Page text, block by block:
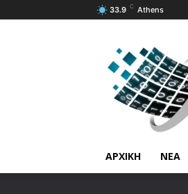
33.9 C Athens
ΑΡΧΙΚΗ ΝΕΑ